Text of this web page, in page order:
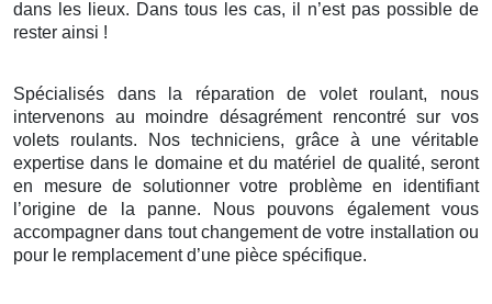
dans les lieux. Dans tous les cas, il n’est pas possible de
rester ainsi !
Spécialisés dans la réparation de volet roulant, nous
intervenons au moindre désagrément rencontré sur vos
volets roulants. Nos techniciens, grâce à une véritable
expertise dans le domaine et du matériel de qualité, seront
en mesure de solutionner votre problème en identifiant
l’origine de la panne. Nous pouvons également vous
accompagner dans tout changement de votre installation ou
pour le remplacement d’une pièce spécifique.